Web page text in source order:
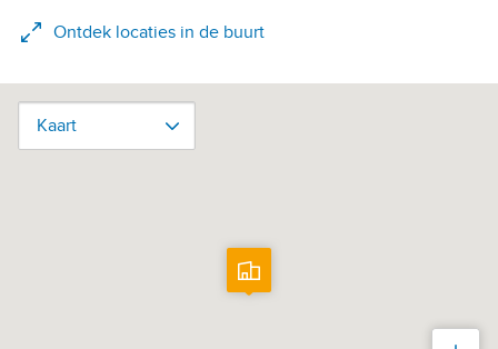
Ontdek locaties in de buurt
Kaart
Kaart